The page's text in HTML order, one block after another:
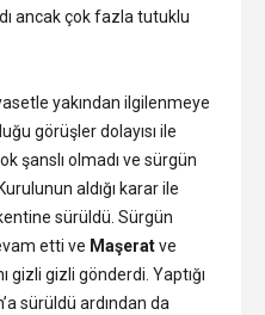
ancak çok fazla tutuklu
yakından ilgilenmeye
görüşler dolayısı ile
şanslı olmadı ve sürgün
aldığı karar ile
sürüldü. Sürgün
etti ve Maşeratve
gizli gizli gönderdi. Yaptığı
sürüldü ardından da